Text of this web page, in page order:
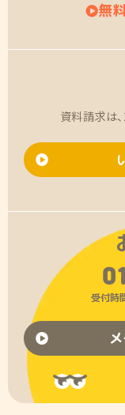
無
資料請求は
受付時